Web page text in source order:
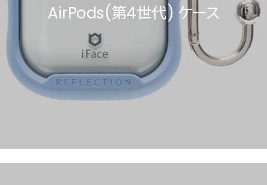
AirPods(第4世代) ケース